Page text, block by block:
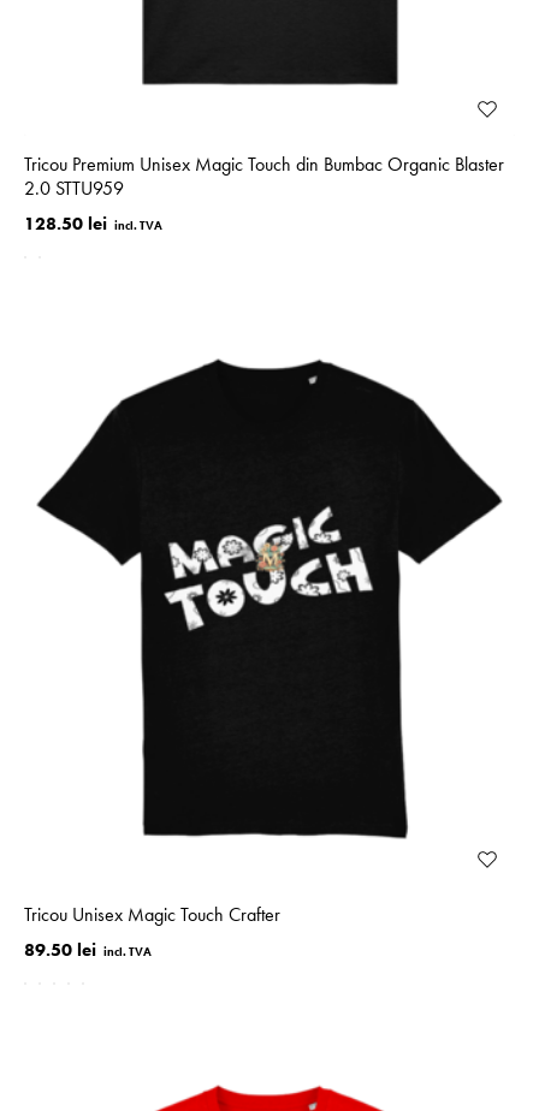
Tricou Premium Unisex Magic Touch din Bumbac Organic Blaster
2.0 STTU959
128.50 lei
Tricou Unisex Magic Touch Crafter
89.50 lei